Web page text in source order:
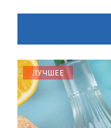
ЛУЧШЕЕ